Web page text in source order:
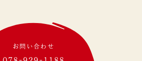
お問い合わせ